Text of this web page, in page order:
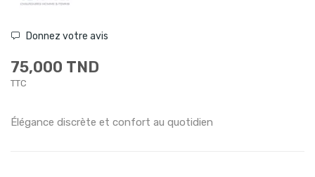
Donnez votre avis
75,000 TND
TTC
Élégance discrète et confort au quotidien